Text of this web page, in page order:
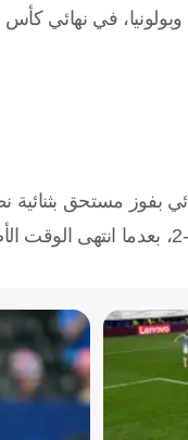
في نهائي
بفوز مستحق بثنائية